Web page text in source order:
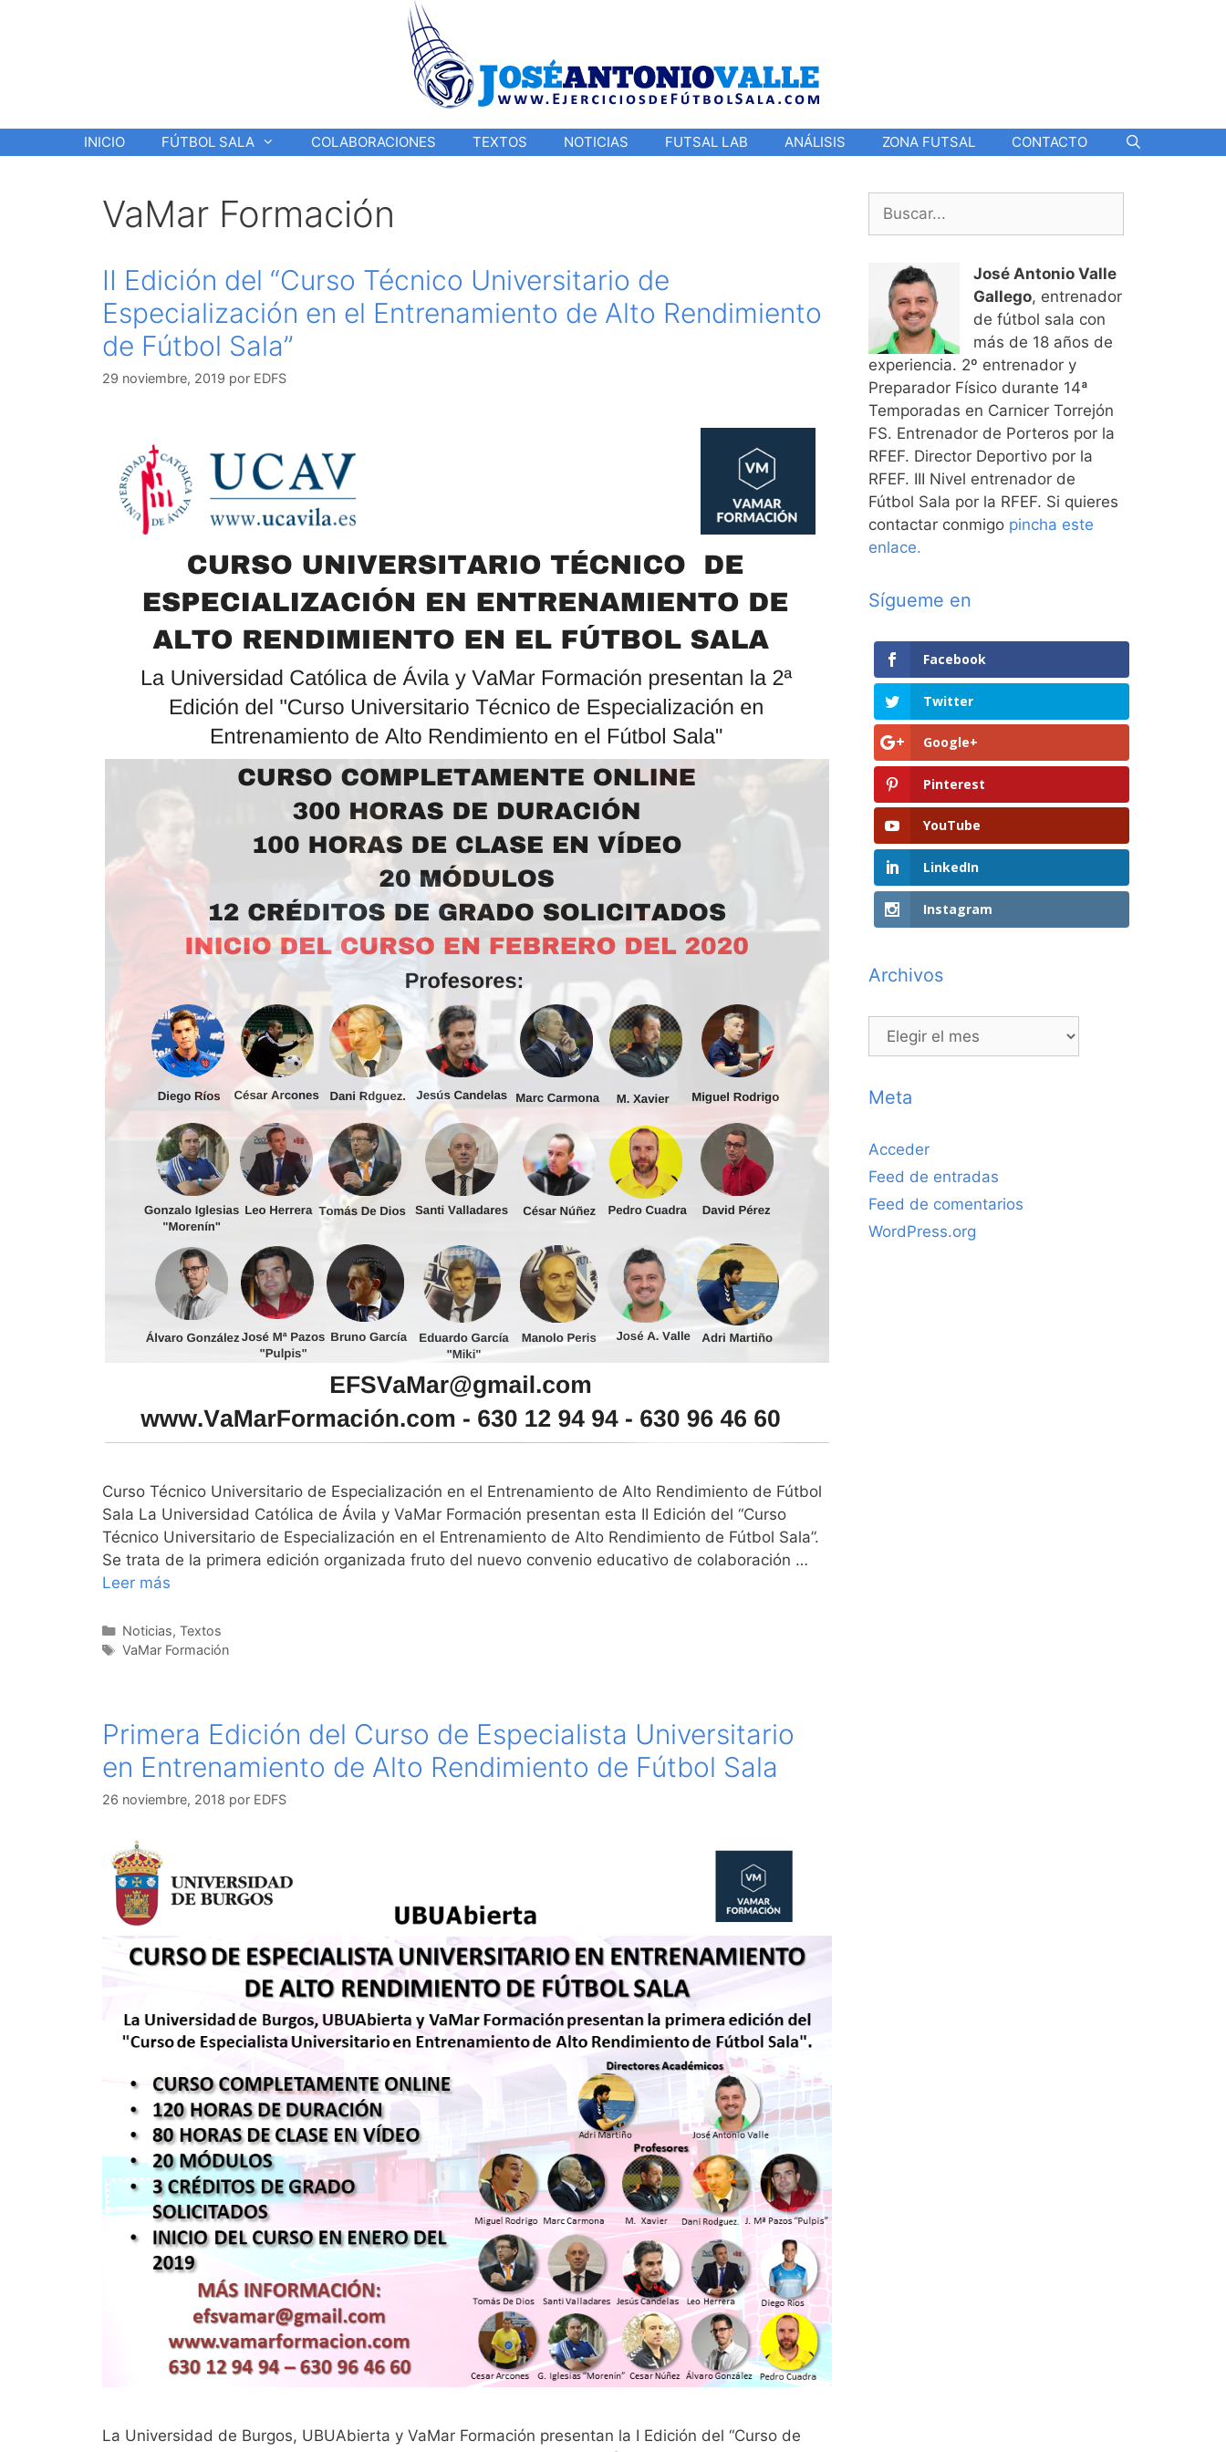
INICIO FÚTBOL SALA COLABORACIONES TEXTOS NOTICIAS FUTSAL LAB ANÁLISIS ZONA FUTSAL CONTACTO
VaMar Formación
II Edición del “Curso Técnico Universitario de
Especialización en el Entrenamiento de Alto Rendimiento
de Fútbol Sala”
29 noviembre, 2019 por EDFS
Curso Técnico Universitario de Especialización en el Entrenamiento de Alto Rendimiento de Fútbol
Sala La Universidad Católica de Ávila y VaMar Formación presentan esta II Edición del “Curso
Técnico Universitario de Especialización en el Entrenamiento de Alto Rendimiento de Fútbol Sala”.
Se trata de la primera edición organizada fruto del nuevo convenio educativo de colaboración …
Leer más
Categorías
Noticias, Textos
Etiquetas
VaMar Formación
Primera Edición del Curso de Especialista Universitario
en Entrenamiento de Alto Rendimiento de Fútbol Sala
26 noviembre, 2018 por EDFS
La Universidad de Burgos, UBUAbierta y VaMar Formación presentan la I Edición del “Curso de
Buscar:
José Antonio Valle
Gallego, entrenador
de fútbol sala con
más de 18 años de
experiencia. 2º entrenador y
Preparador Físico durante 14ª
Temporadas en Carnicer Torrejón
FS. Entrenador de Porteros por la
RFEF. Director Deportivo por la
RFEF. III Nivel entrenador de
Fútbol Sala por la RFEF. Si quieres
contactar conmigo pincha este
enlace.
Sígueme en
Facebook
Twitter
Google+
Pinterest
YouTube
LinkedIn
Instagram
Archivos
Archivos
Meta
Acceder
Feed de entradas
Feed de comentarios
WordPress.org